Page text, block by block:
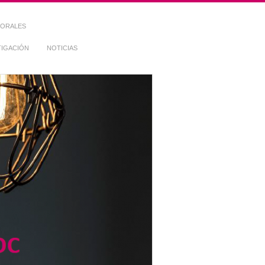
NOTICIAS